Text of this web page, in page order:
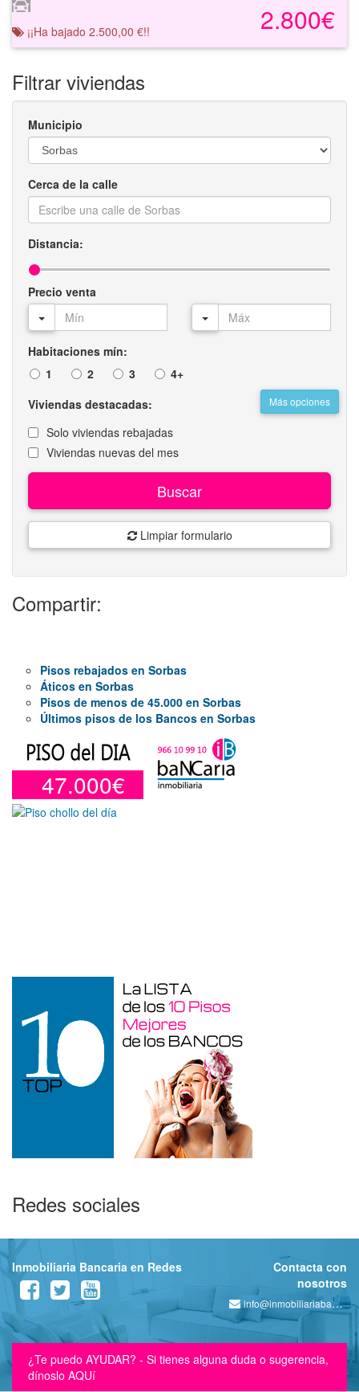
2.800€
¡¡Ha bajado 2.500,00 €!!
Filtrar viviendas
Municipio
Cerca de la calle
Distancia:
Precio venta
Habitaciones mín:
1
2 3 4+
Más opciones
Viviendas destacadas:
Solo viviendas rebajadas
Viviendas nuevas del mes
Buscar
Limpiar formulario
Compartir:
Pisos rebajados en Sorbas
Áticos en Sorbas
Pisos de menos de 45.000 en Sorbas
Últimos pisos de los Bancos en Sorbas
47.000€
Redes sociales
Inmobiliaria Bancaria en Redes
Contacta con
nosotros
info@inmobiliariabancaria.com
¿Te puedo AYUDAR? - Si tienes alguna duda o sugerencia,
dínoslo AQUí